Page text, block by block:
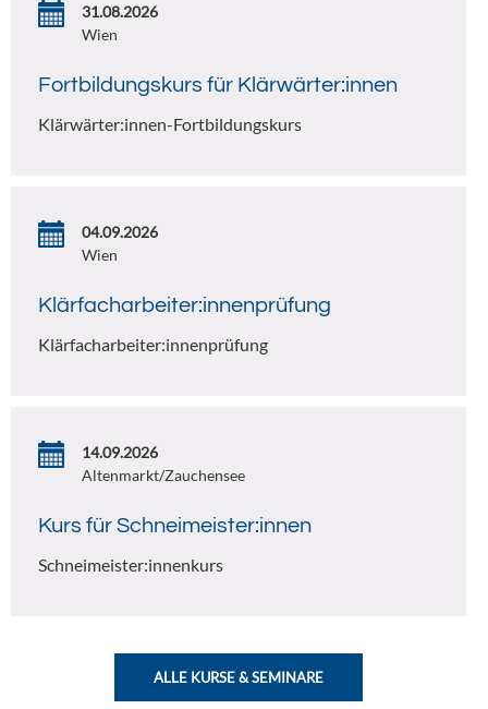
31.08.2026
Wien
Fortbildungskurs für Klärwärter:innen
Klärwärter:innen-Fortbildungskurs
04.09.2026
Wien
Klärfacharbeiter:innenprüfung
Klärfacharbeiter:innenprüfung
14.09.2026
Altenmarkt/Zauchensee
Kurs für Schneimeister:innen
Schneimeister:innenkurs
ALLE KURSE & SEMINARE